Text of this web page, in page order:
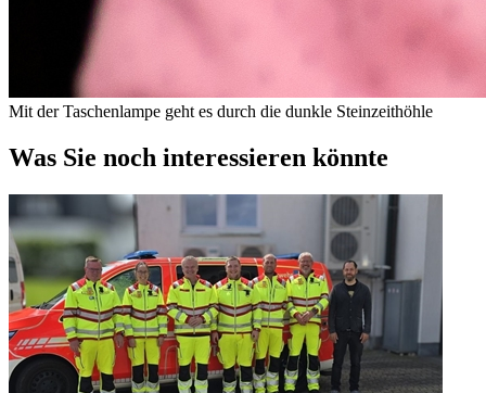
Mit der Taschenlampe geht es durch die dunkle Steinzeithöhle
Was Sie noch interessieren könnte